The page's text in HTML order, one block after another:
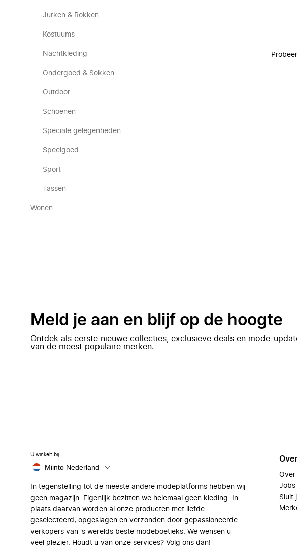
Jurken & Rokken
Kostuums
Nachtkleding
Ondergoed & Sokken
Outdoor
Schoenen
Speciale gelegenheden
Speelgoed
Sport
Tassen
Wonen
Meld je aan en blijf op de hoogte
Ontdek als eerste nieuwe collecties, exclusieve deals en mode-
van de meest populaire merken.
U winkelt bij
Miinto Nederland
In tegenstelling tot de meeste andere modeplatforms hebben wij
geen magazijn. Eigenlijk bezitten we helemaal geen kleding. In
plaats daarvan worden al onze producten met liefde
geselecteerd, opgeslagen en verzonden door gepassioneerde
verkopers van 's werelds beste modeboetieks. We wensen u
veel plezier. Houdt u van onze services? Volg ons dan!
Over
Jobs
Sluit